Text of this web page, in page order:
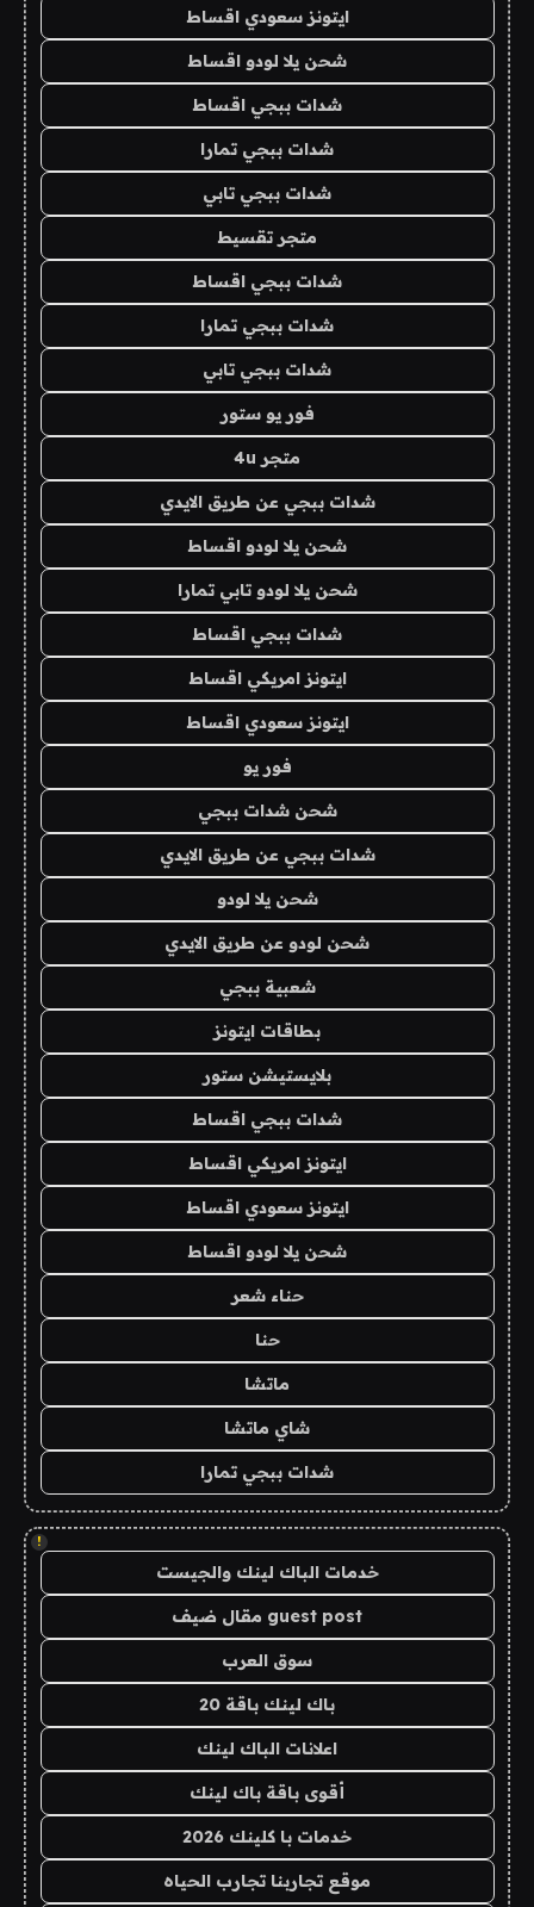
ايتونز سعودي اقساط
شحن يلا لودو اقساط
شدات ببجي اقساط
شدات ببجي تمارا
شدات ببجي تابي
متجر تقسيط
شدات ببجي اقساط
شدات ببجي تمارا
شدات ببجي تابي
فور يو ستور
متجر 4u
شدات ببجي عن طريق الايدي
شحن يلا لودو اقساط
شحن يلا لودو تابي تمارا
شدات ببجي اقساط
ايتونز امريكي اقساط
ايتونز سعودي اقساط
فور يو
شحن شدات ببجي
شدات ببجي عن طريق الايدي
شحن يلا لودو
شحن لودو عن طريق الايدي
شعبية ببجي
بطاقات ايتونز
بلايستيشن ستور
شدات ببجي اقساط
ايتونز امريكي اقساط
ايتونز سعودي اقساط
شحن يلا لودو اقساط
حناء شعر
حنا
ماتشا
شاي ماتشا
شدات ببجي تمارا
!
خدمات الباك لينك والجيست
guest post مقال ضيف
سوق العرب
باك لينك باقة 20
اعلانات الباك لينك
أقوى باقة باك لينك
خدمات با كلينك 2026
موقع تجاربنا تجارب الحياه